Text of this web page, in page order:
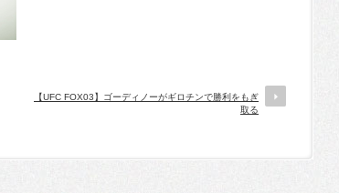
【UFC FOX03】ゴーディノーがギロチンで勝利をもぎ
取る